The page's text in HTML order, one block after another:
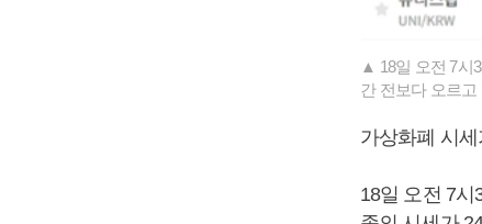
▲ 18일 오전 7시
간 전보다 오르
가상화폐 시
18일 오전 7